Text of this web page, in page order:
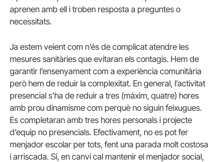
aprenen amb ell i troben resposta a preguntes o
necessitats.
Ja estem veient com n’és de complicat atendre les
mesures sanitàries que evitaran els contagis. Hem de
garantir l’ensenyament com a experiència comunitària
però hem de reduir la complexitat. En general, l’activitat
presencial s’ha de reduir a tres (màxim, quatre) hores
amb prou dinamisme com perquè no siguin feixugues.
Es completaran amb tres hores personals i projecte
d’equip no presencials. Efectivament, no es pot fer
menjador escolar per tots, fent una parada molt costosa
i arriscada. Sí, en canvi cal mantenir el menjador social,